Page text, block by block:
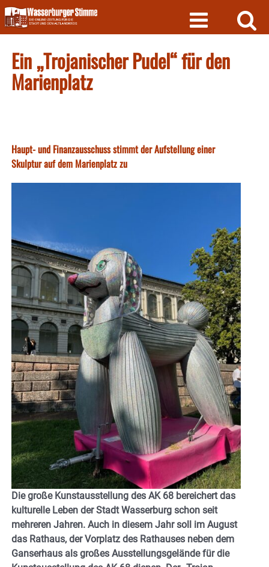
Skip
to
content
Ein „Trojanischer Pudel“ für den
Marienplatz
Haupt- und Finanzausschuss stimmt der Aufstellung einer
Skulptur auf dem Marienplatz zu
Die große Kunstausstellung des AK 68 bereichert das
kulturelle Leben der Stadt Wasserburg schon seit
mehreren Jahren. Auch in diesem Jahr soll im August
das Rathaus, der Vorplatz des Rathauses neben dem
Ganserhaus als großes Ausstellungsgelände für die